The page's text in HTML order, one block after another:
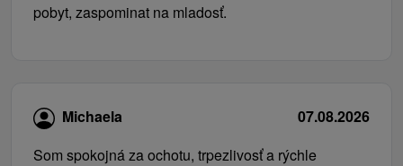
pobyt, zaspominat na mladosť.
Michaela
07.08.2026
Som spokojná za ochotu, trpezlivosť a rýchle